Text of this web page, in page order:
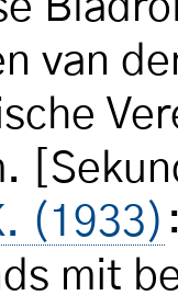
van
(1933)
mit